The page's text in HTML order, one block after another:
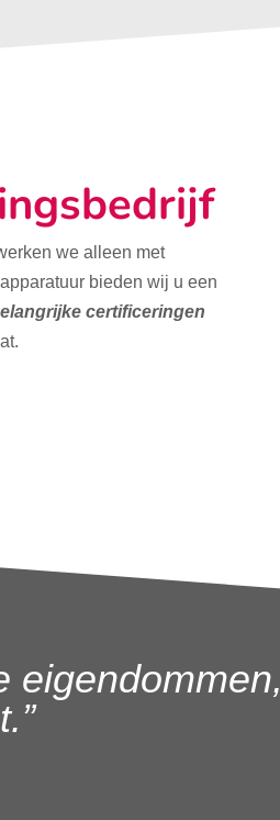
we alleen met
bieden wij u een
certificeringen
eigendommen,